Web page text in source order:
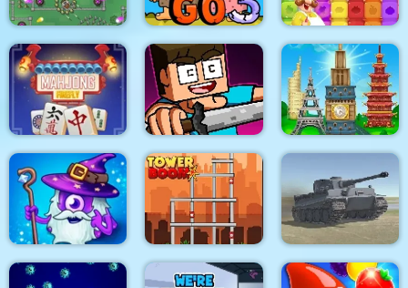
Lordz2.io Adam and Eve Go 3 Food Tiles Match 3
Mahjong Firefly
My Craft: Craft
Adventure
Tower Match